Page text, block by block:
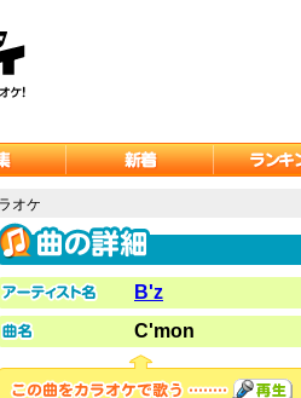
オケ
B'z
C'mon